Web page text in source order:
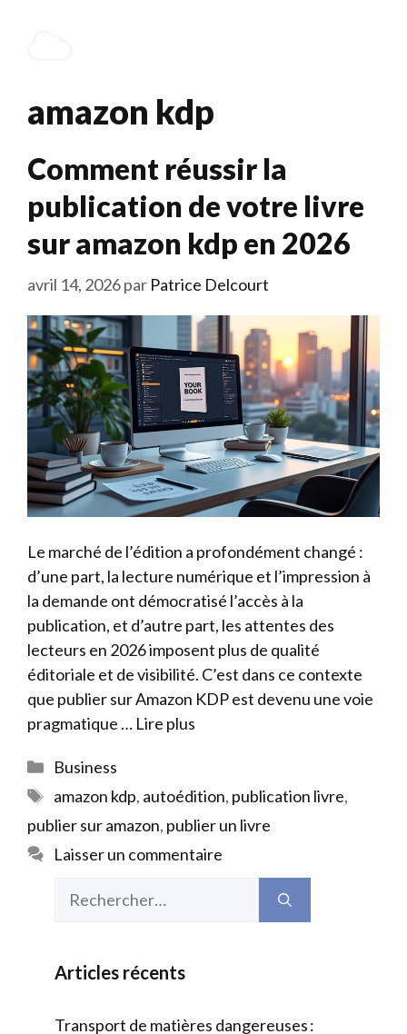
amazon kdp
Comment réussir la
publication de votre livre
sur amazon kdp en 2026
avril 14, 2026par Patrice Delcourt
Le marché de l’édition a profondément changé :
d’une part, la lecture numérique et l’impression à
la demande ont démocratisé l’accès à la
publication, et d’autre part, les attentes des
lecteurs en 2026 imposent plus de qualité
éditoriale et de visibilité. C’est dans ce contexte
que publier sur Amazon KDP est devenu une voie
pragmatique … Lire plus
Catégories
Business
Étiquettes
amazon kdp, autoédition, publication livre,
publier sur amazon, publier un livre
Laisser un commentaire
Articles récents
Transport de matières dangereuses :